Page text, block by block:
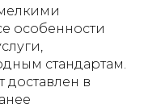
особенности
стандартам.
доставлен в